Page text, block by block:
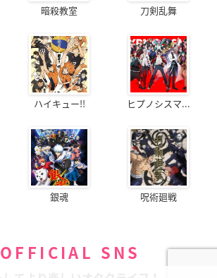
暗殺教室 刀剣乱舞
ハイキュー!! ヒプノシスマ...
銀魂 呪術廻戦
OFFICIAL SNS